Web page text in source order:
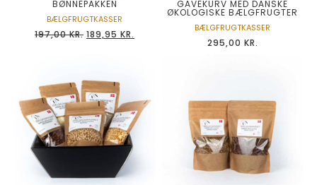
BØNNEPAKKEN
BÆLGFRUGTKASSER
197,00KR. 189,95 KR.
GAVEKURV MED DANSKE
ØKOLOGISKE BÆLGFRUGTER
BÆLGFRUGTKASSER
295,00 KR.